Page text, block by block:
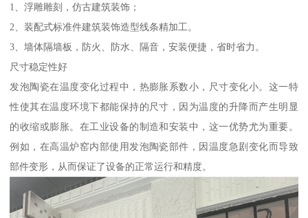
1、浮雕雕刻，仿古建筑装饰；
2、装配式标准件建筑装饰造型线条精加工。
3、墙体隔墙板，防火、防水、隔音，安装便捷，省时省力。
尺寸稳定性好
发泡陶瓷在温度变化过程中，热膨胀系数小，尺寸变化小。这一特
性使其在温度环境下都能保持的尺寸，因为温度的升降而产生明显
的收缩或膨胀。在工业设备的制造和安装中，这一优势尤为重要。
例如，在高温炉窑内部使用发泡陶瓷部件，因温度急剧变化而导致
部件变形，从而保证了设备的正常运行和精度。